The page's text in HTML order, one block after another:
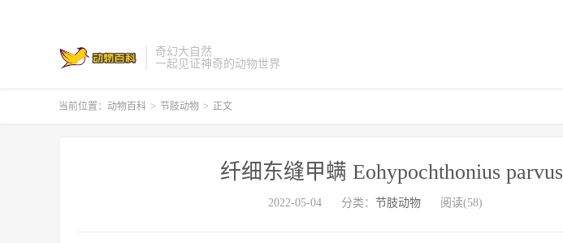
奇幻大自然
一起见证神奇的动物世界
当前位置： 动物百科 > 节肢动物 > 正文
纤细东缝甲螨 Eohypochthonius parvus
2022-05-04 分类： 节肢动物 阅读(58)